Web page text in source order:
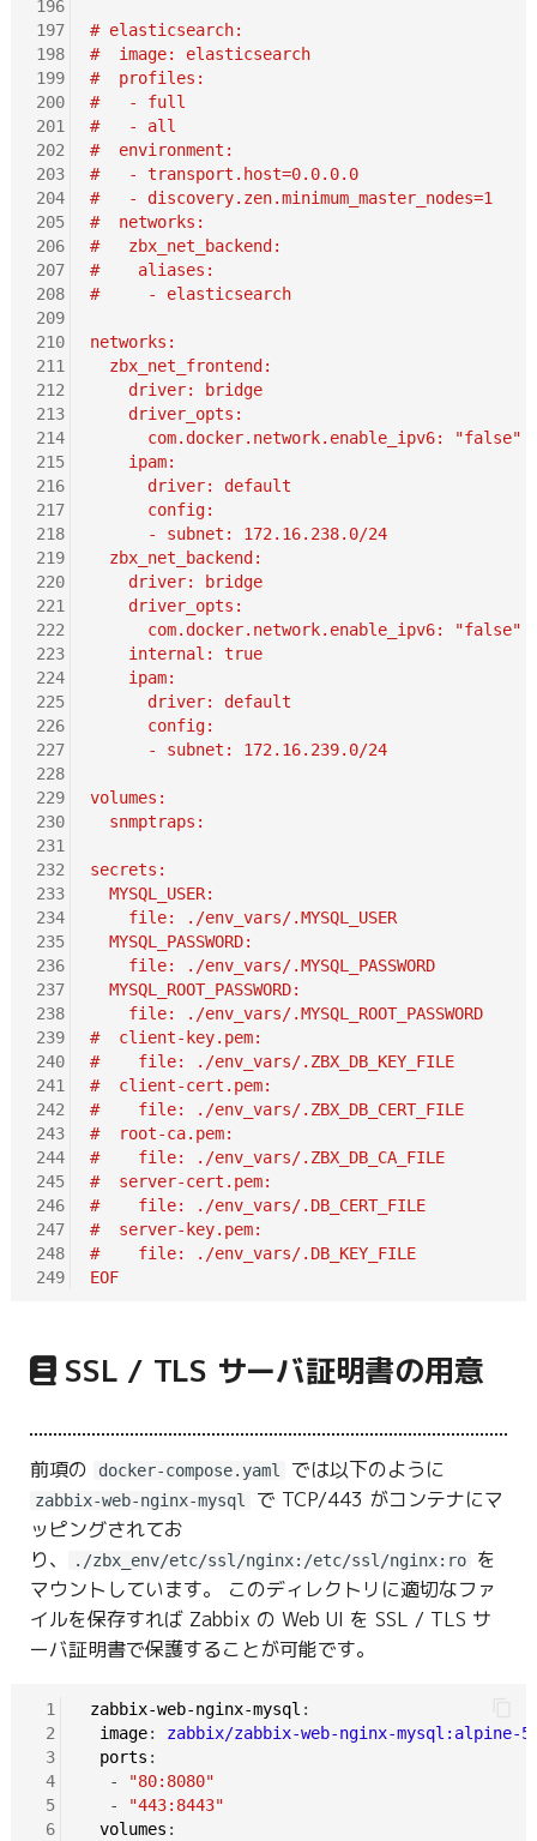
196
197
198
199
200
201
202
203
204
205
206
207
208
209
210
211
212
213
214
215
216
217
218
219
220
221
222
223
224
225
226
227
228
229
230
231
232
233
234
235
236
237
238
239
240
241
242
243
244
245
246
247
248
249
# elasticsearch:
#  image: elasticsearch
#  profiles:
#   - full
#   - all
#  environment:
#   - transport.host=0.0.0.0
#   - discovery.zen.minimum_master_nodes=1
#  networks:
#   zbx_net_backend:
#    aliases:
#     - elasticsearch
networks:
  zbx_net_frontend:
    driver: bridge
    driver_opts:
      com.docker.network.enable_ipv6: "false"
    ipam:
      driver: default
      config:
      - subnet: 172.16.238.0/24
  zbx_net_backend:
    driver: bridge
    driver_opts:
      com.docker.network.enable_ipv6: "false"
    internal: true
    ipam:
      driver: default
      config:
      - subnet: 172.16.239.0/24
volumes:
  snmptraps:
secrets:
  MYSQL_USER:
    file: ./env_vars/.MYSQL_USER
  MYSQL_PASSWORD:
    file: ./env_vars/.MYSQL_PASSWORD
  MYSQL_ROOT_PASSWORD:
    file: ./env_vars/.MYSQL_ROOT_PASSWORD
#  client-key.pem:
#    file: ./env_vars/.ZBX_DB_KEY_FILE
#  client-cert.pem:
#    file: ./env_vars/.ZBX_DB_CERT_FILE
#  root-ca.pem:
#    file: ./env_vars/.ZBX_DB_CA_FILE
#  server-cert.pem:
#    file: ./env_vars/.DB_CERT_FILE
#  server-key.pem:
#    file: ./env_vars/.DB_KEY_FILE
EOF
SSL / TLS サーバ証明書の用意
前項の docker-compose.yaml では以下のように
zabbix-web-nginx-mysql
で TCP/443 がコンテナにマ
ッピングされてお
り、
./zbx_env/etc/ssl/nginx:/etc/ssl/nginx:ro
を
マウントしています。 このディレクトリに適切なファ
イルを保存すれば Zabbix の Web UI を SSL / TLS サ
ーバ証明書で保護することが可能です。
1
2
3
4
5
6
zabbix-web-nginx-mysql :
image: zabbix/zabbix-web-nginx-mysql:alpine-
ports :
   -
"80:8080"
   -
"443:8443"
volumes :